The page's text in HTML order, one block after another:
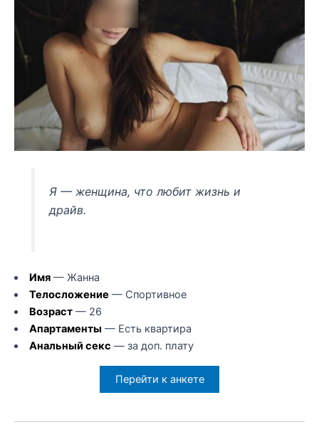
Я — женщина, что любит жизнь и
драйв.
Имя— Жанна
Телосложение — Спортивное
Возраст— 26
Апартаменты — Есть квартира
Анальный секс — за доп. плату
Перейти к анкете